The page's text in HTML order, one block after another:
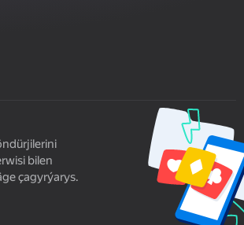
bilen
çagyrýarys.